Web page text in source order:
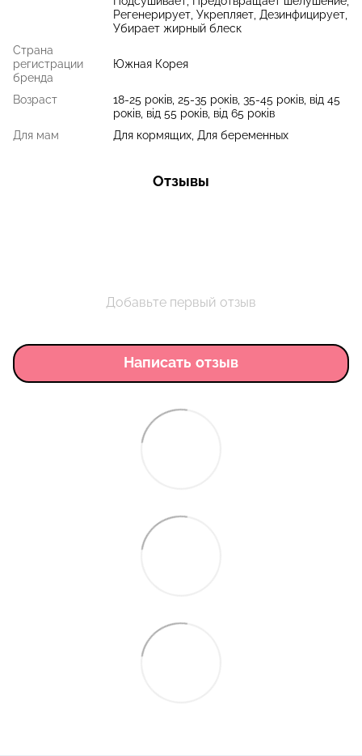
Регенерирует, Укрепляет, Дезинфицирует,
Убирает жирный блеск
Страна
регистрации
бренда
Южная Корея
Возраст
18-25 років, 25-35 років, 35-45 років, від 45
років, від 55 років, від 65 років
Для мам
Для кормящих, Для беременных
Отзывы
Добавьте первый отзыв
Написать отзыв